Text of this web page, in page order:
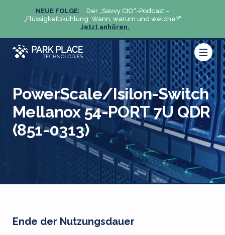
NEUE FOLGE:
Der „Savvy CIO“-Podcast –
„Flüssigkeitskühlung: Wann, warum und welche?“
Jetzt anhören.
PowerScale/Isilon-Switch
Mellanox 54-PORT 7U QDR
(851-0313)
Ende der Nutzungsdauer